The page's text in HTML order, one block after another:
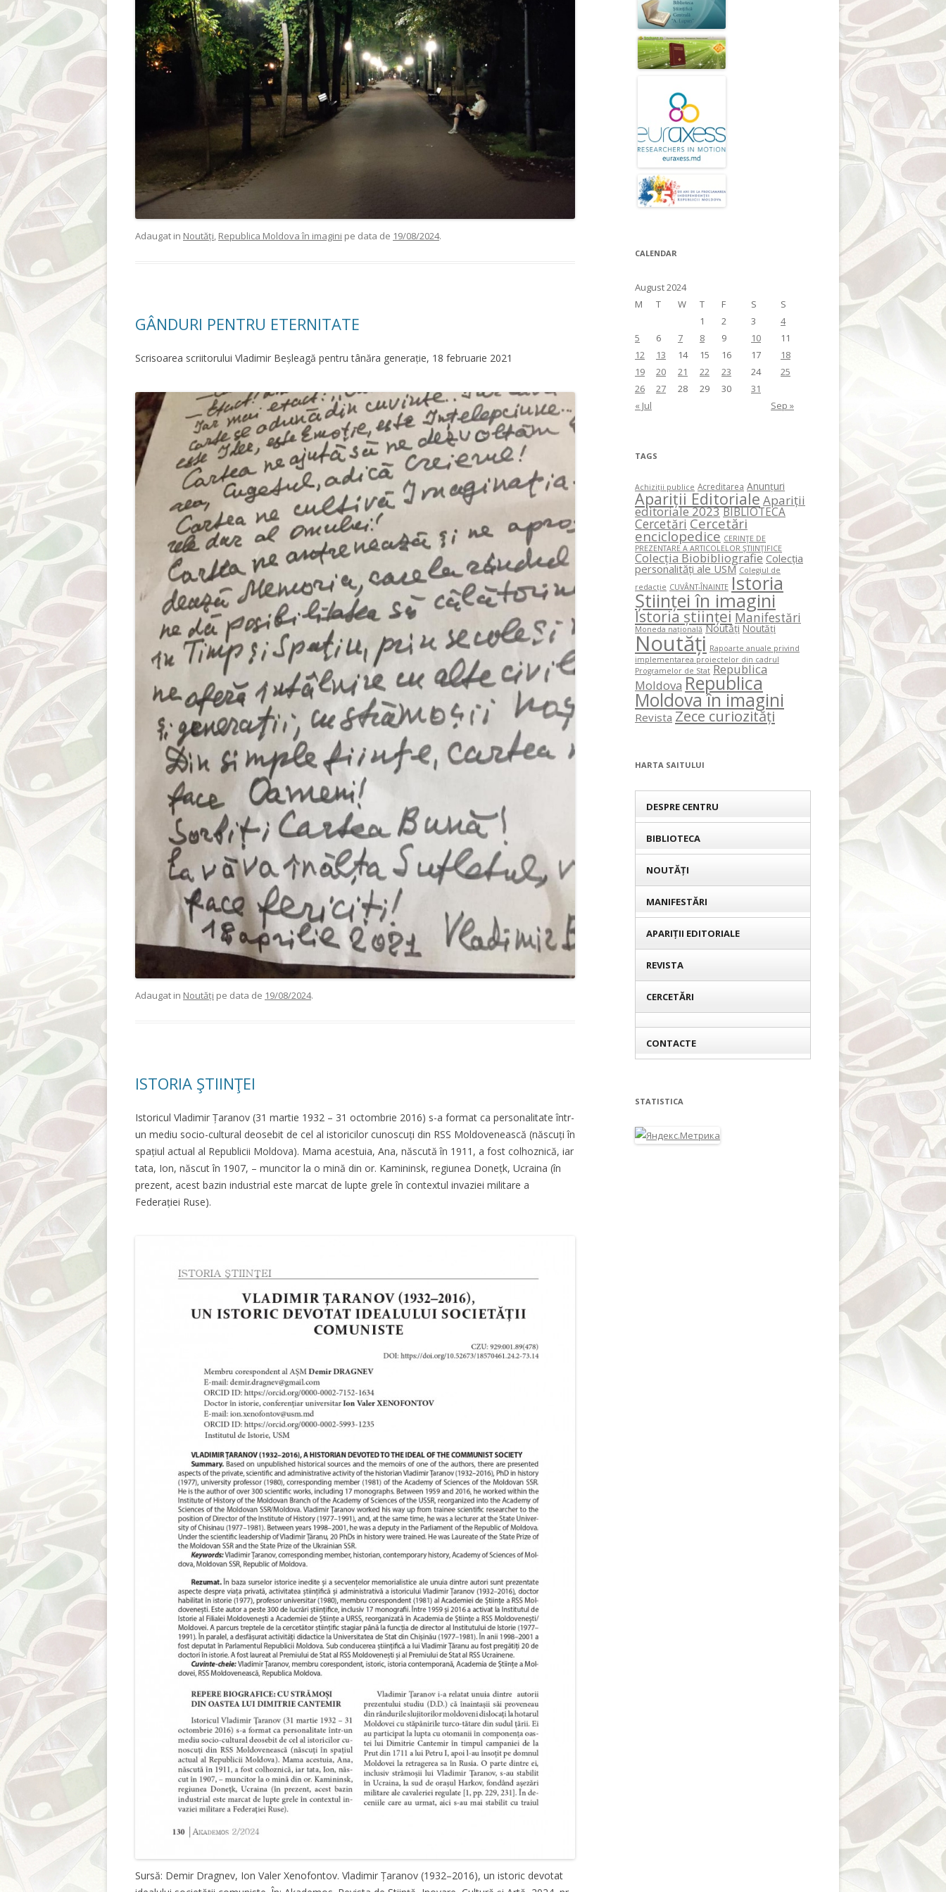
Adaugat in Noutăți, Republica Moldova în imagini pe data de 19/08/2024.
GÂNDURI PENTRU ETERNITATE
Scrisoarea scriitorului Vladimir Beșleagă pentru tânăra generație, 18 februarie 2021
Adaugat in Noutăți pe data de 19/08/2024.
ISTORIA ŞTIINŢEI
Istoricul Vladimir Țaranov (31 martie 1932 – 31 octombrie 2016) s-a format ca personalitate într-
un mediu socio-cultural deosebit de cel al istoricilor cunoscuți din RSS Moldovenească (născuți în
spațiul actual al Republicii Moldova). Mama acestuia, Ana, născută în 1911, a fost colhoznică, iar
tata, Ion, născut în 1907, – muncitor la o mină din or. Kamininsk, regiunea Donețk, Ucraina (în
prezent, acest bazin industrial este marcat de lupte grele în contextul invaziei militare a
Federației Ruse).
Sursă: Demir Dragnev, Ion Valer Xenofontov. Vladimir Țaranov (1932–2016), un istoric devotat
CALENDAR
August 2024
M
T W T F S S
« Jul Sep »
1 2 3
4
5
6 7 8 9 10
11
12
13 14 15 16 17
18
19
20 21 22 23 24
25
26
27 28 29 30 31
TAGS
Achiziții publice Acreditarea Anunțuri
Apariții Editoriale Apariții
editoriale 2023BIBLIOTECA
Cercetări Cercetări
enciclopedice CERINŢE DE
PREZENTARE A ARTICOLELOR ŞTIINŢIFICE
Colecția Biobibliografie Colecția
personalități ale USM Colegiul de
redacție CUVÂNT-ÎNAINTE Istoria
Științei în imagini
Istoria științei Manifestări
Moneda națională Noutăți Noutăți
Noutăți Rapoarte anuale privind
implementarea proiectelor din cadrul
Programelor de Stat Republica
Moldova Republica
Moldova în imagini
Revista Zece curiozități
HARTA SAITULUI
DESPRE CENTRU
BIBLIOTECA
NOUTĂȚI
MANIFESTĂRI
APARIȚII EDITORIALE
REVISTA
CERCETĂRI
CONTACTE
STATISTICA